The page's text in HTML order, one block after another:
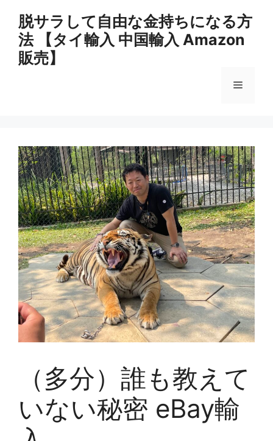
脱サラして自由な金持ちになる方
法 【タイ輸入 中国輸入 Amazon
販売】
メ
ュ
ー
（多分）誰も教えて
いない秘密 eBay輸